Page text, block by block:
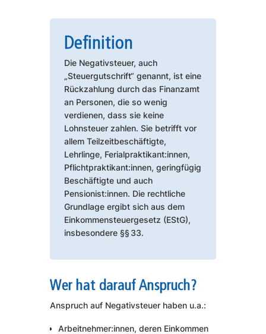
Definition
Die Negativsteuer, auch
„Steuergutschrift“ genannt, ist eine
Rückzahlung durch das Finanzamt
an Personen, die so wenig
verdienen, dass sie keine
Lohnsteuer zahlen. Sie betrifft vor
allem Teilzeitbeschäftigte,
Lehrlinge, Ferialpraktikant:innen,
Pflichtpraktikant:innen, geringfügig
Beschäftigte und auch
Pensionist:innen. Die rechtliche
Grundlage ergibt sich aus dem
Einkommensteuergesetz (EStG),
insbesondere §§ 33.
Wer hat darauf Anspruch?
Anspruch auf Negativsteuer haben u.a.:
Arbeitnehmer:innen, deren Einkommen